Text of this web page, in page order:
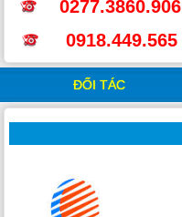
0277.3860.906
0918.449.565
ĐỐI TÁC